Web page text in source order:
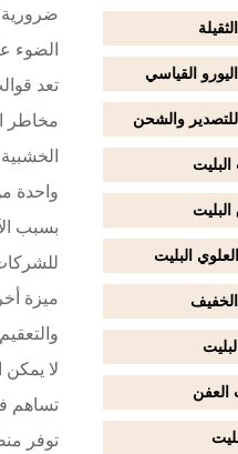
القياسي
والشحن
البليت
العفن
ضرورية
الضوء
تعد
مخاطر
الخشبية
واحدة
بسبب
ميزة
لا يمكن
تساهم